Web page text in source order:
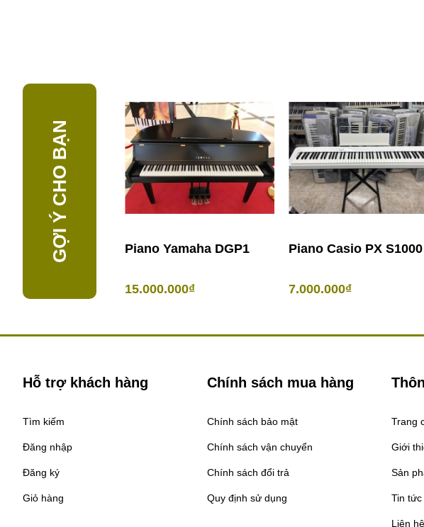
GỢI Ý CHO BẠN Piano Yamaha DGP1
15.000.000₫
Piano Casio PX S1000
7.000.000₫
Hỗ trợ khách hàng
Tìm kiếm
Đăng nhập
Đăng ký
Giỏ hàng
Chính sách mua hàng
Chính sách bảo mật
Chính sách vận chuyển
Chính sách đổi trả
Quy định sử dụng
Trang
Giới
Sản
Tin tức
Liên hệ